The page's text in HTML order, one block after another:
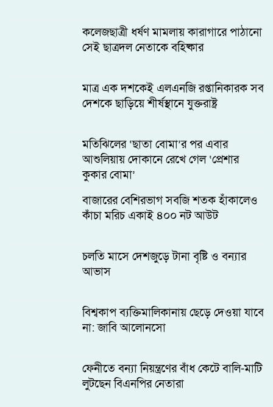
কলেজছাত্রী ধর্ষণ মামলায় কারাগারে পাঠানো
সেই ছাত্রদল নেতাকে বহিষ্কার
মাত্র এক দশকেই এলএনজি রপ্তানিকারক সব
দেশকে ছাড়িয়ে শীর্ষস্থানে যুক্তরাষ্ট্র
মতিঝিলের ‘ছাতা বোমা’র পর এবার
আশুলিয়ায় দোকানে রেখে গেল ‘প্রেশার
কুকার বোমা’
বাজারের বেশিরভাগ সবজি শতক হাঁকালেও
কাঁচা মরিচ একাই ৪০০ নট আউট
চলতি মাসে দেশজুড়ে টানা বৃষ্টি ও বন্যার
আভাস
বিশ্বকাপ ব্যক্তিমালিকানায় ছেড়ে দেওয়া যাবে
না: জাবি আলোনসো
ফেনীতে বন্যা নিয়ন্ত্রণের বাঁধ কেটে বালি-মাটি
লুটছেন বিএনপির নেতারা